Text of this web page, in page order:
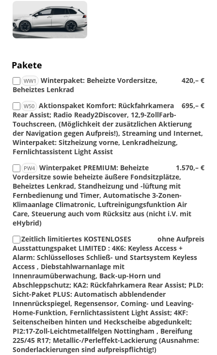
Pakete
WW1 420,– €
Winterpaket: Beheizte Vordersitze,
Beheiztes Lenkrad
W50 695,– €
Aktionspaket Komfort: Rückfahrkamera
Rear Assist; Radio Ready2Discover, 12,9-ZollFarb-
Touchscreen, (Möglichkeit der zusätzlichen Aktierung
der Navigation gegen Aufpreis!), Streaming und Internet,
Winterpaket: Sitzheizung vorne, Lenkradheizung,
Fernlichtassistent Light Assist
PW4 1.570,– €
Winterpaket PREMIUM: Beheizte
Vordersitze sowie beheizte äußere Fondsitzplätze,
Beheiztes Lenkrad, Standheizung und -lüftung mit
Fernbedienung und Timer, Automatische 3-Zonen-
Klimaanlage Climatronic, Luftreinigungsfunktion Air
Care, Steuerung auch vom Rücksitz aus (nicht i.V. mit
eHybrid)
ohne Aufpreis
Zeitlich limitiertes KOSTENLOSES
Ausstattungspaket LIMITED : 4K6: Keyless Access +
Alarm: Schlüsselloses Schließ- und Startsystem Keyless
Access , Diebstahlwarnanlage mit
Innenraumüberwachung, Back-up-Horn und
Abschleppschutz; KA2: Rückfahrkamera Rear Assist; PLD:
Sicht-Paket PLUS: Automatisch abblendender
Innenrückspiegel, Regensensor, Coming- und Leaving-
Home-Funktion, Fernlichtassistent Light Assist; 4KF:
Seitenscheiben hinten und Heckscheibe abgedunkelt;
PI2:17-Zoll-Leichtmetallfelgen Nottingham , Bereifung
225/45 R17; Metallic-/Perleffekt-Lackierung (Ausnahme:
Sonderlackierungen sind aufpreispflichtig!)